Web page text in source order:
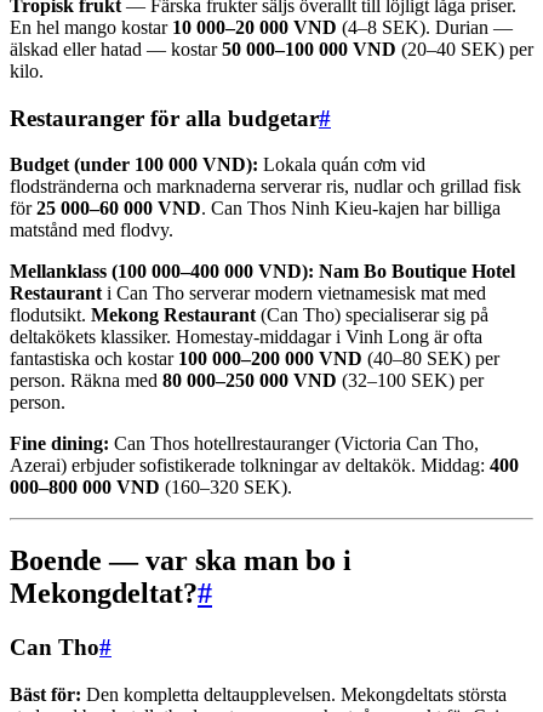
Tropisk frukt — Färska frukter säljs överallt till löjligt låga priser.
En hel mango kostar 10 000–20 000 VND (4–8 SEK). Durian —
älskad eller hatad — kostar50 000–100 000 VND (20–40 SEK) per
kilo.
Restauranger för alla budgetar#
Budget (under 100 000 VND): Lokala quán cơm vid
flodstränderna och marknaderna serverar ris, nudlar och grillad fisk
för25 000–60 000 VND. Can Thos Ninh Kieu-kajen har billiga
matstånd med flodvy.
Mellanklass (100 000–400 000 VND): Nam Bo Boutique Hotel
Restaurant i Can Tho serverar modern vietnamesisk mat med
flodutsikt. Mekong Restaurant (Can Tho) specialiserar sig på
deltakökets klassiker. Homestay-middagar i Vinh Long är ofta
fantastiska och kostar 100 000–200 000 VND (40–80 SEK) per
person. Räkna med 80 000–250 000 VND (32–100 SEK) per
person.
Fine dining: Can Thos hotellrestauranger (Victoria Can Tho,
Azerai) erbjuder sofistikerade tolkningar av deltakök. Middag: 400
000–800 000 VND (160–320 SEK).
Boende — var ska man bo i
Mekongdeltat?#
Can Tho#
Bäst för: Den kompletta deltaupplevelsen. Mekongdeltats största